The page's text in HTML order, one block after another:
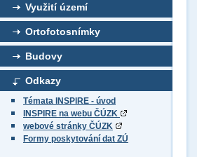
Využití území
Ortofotosnímky
Budovy
Odkazy
Témata INSPIRE - úvod
INSPIRE na webu ČÚZK
webové stránky ČÚZK
Formy poskytování dat ZÚ